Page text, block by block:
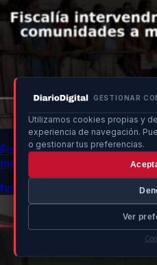
GESTIONAR
Utilizamos cookies propias y
experiencia de navegación.
o gestionar tus preferencias.
Ver
Fiscalía intervendrá ante
menores en Ceuta
hace 3h